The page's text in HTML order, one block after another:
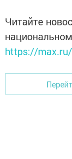
Читайте
https://